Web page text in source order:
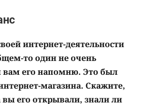
интернет-деятельности
то один не очень
вам его напомню. Это был
магазина. Скажите,
его открывали, знали ли